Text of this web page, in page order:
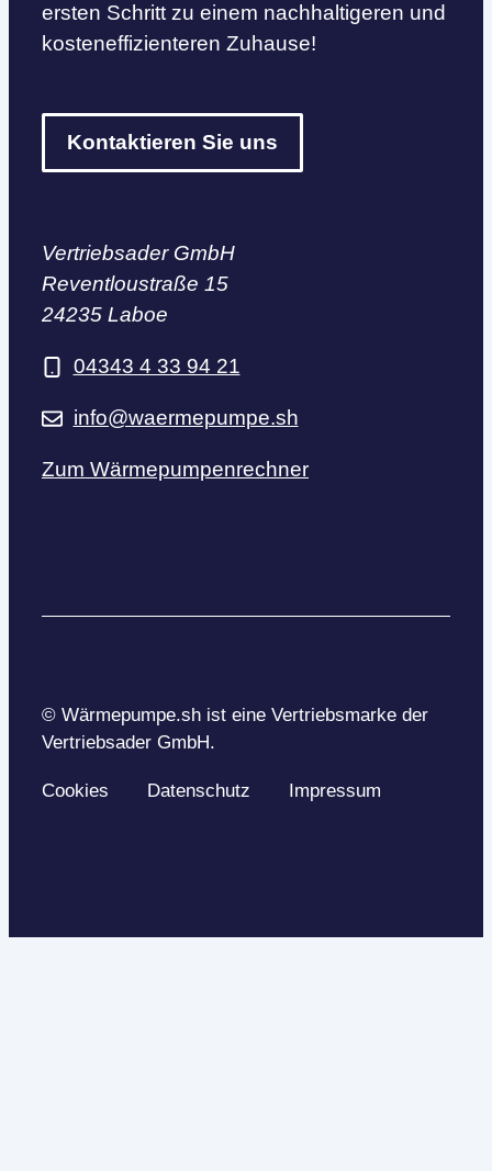
ersten Schritt zu einem nachhaltigeren und
kosteneffizienteren Zuhause!
Kontaktieren Sie uns
Vertriebsader GmbH
Reventloustraße 15
24235 Laboe
04343 4 33 94 21
info@waermepumpe.sh
Zum Wärmepumpenrechner
© Wärmepumpe.sh ist eine Vertriebsmarke der
Vertriebsader GmbH.
Cookies Datenschutz Impressum